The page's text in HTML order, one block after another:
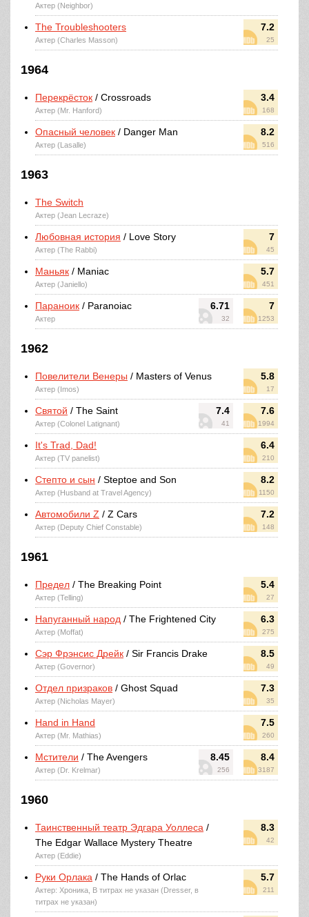
Актер (Neighbor)
7.2
25
The Troubleshooters
Актер (Charles Masson)
1964
3.4
168
Перекрёсток / Crossroads
Актер (Mr. Hanford)
8.2
516
Опасный человек / Danger Man
Актер (Lasalle)
1963
The Switch
Актер (Jean Lecraze)
7
45
Любовная история / Love Story
Актер (The Rabbi)
5.7
451
Маньяк / Maniac
Актер (Janiello)
6.71
32
7
1253
Параноик / Paranoiac
Актер
1962
5.8
17
Повелители Венеры / Masters of Venus
Актер (Imos)
7.4
41
7.6
1994
Святой / The Saint
Актер (Colonel Latignant)
6.4
210
It's Trad, Dad!
Актер (TV panelist)
8.2
1150
Степто и сын / Steptoe and Son
Актер (Husband at Travel Agency)
7.2
148
Автомобили Z / Z Cars
Актер (Deputy Chief Constable)
1961
5.4
27
Предел / The Breaking Point
Актер (Telling)
6.3
275
Напуганный народ / The Frightened City
Актер (Moffat)
8.5
49
Сэр Фрэнсис Дрейк / Sir Francis Drake
Актер (Governor)
7.3
35
Отдел призраков / Ghost Squad
Актер (Nicholas Mayer)
7.5
260
Hand in Hand
Актер (Mr. Mathias)
8.45
256
8.4
3187
Мстители / The Avengers
Актер (Dr. Krelmar)
1960
8.3
42
Таинственный театр Эдгара Уоллеса /
The Edgar Wallace Mystery Theatre
Актер (Eddie)
5.7
211
Руки Орлака / The Hands of Orlac
Актер: Хроника, В титрах не указан (Dresser, в
титрах не указан)